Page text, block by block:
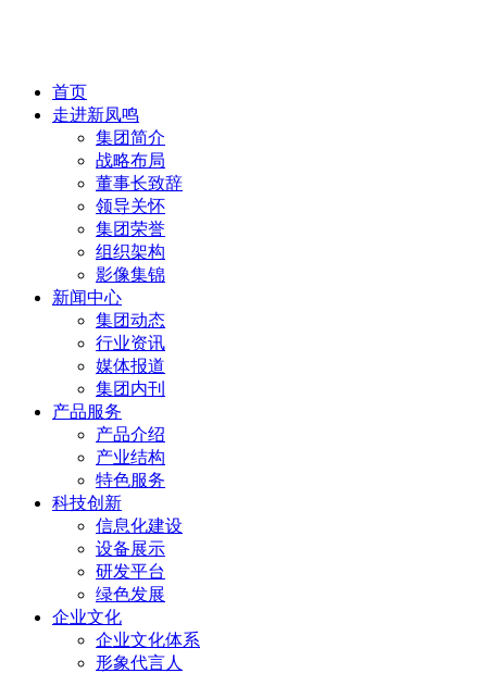
首页
走进新凤鸣
集团简介
战略布局
董事长致辞
领导关怀
集团荣誉
组织架构
影像集锦
新闻中心
集团动态
行业资讯
媒体报道
集团内刊
产品服务
产品介绍
产业结构
特色服务
科技创新
信息化建设
设备展示
研发平台
绿色发展
企业文化
企业文化体系
形象代言人